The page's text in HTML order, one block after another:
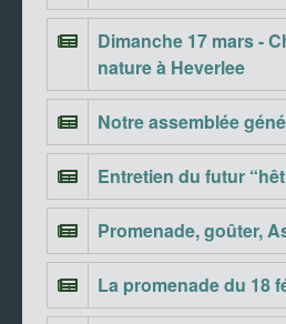
Dimanche 17 mars -
nature à Heverlee
Notre assemblée
Entretien du futur
Promenade, goûter,
La promenade du 18